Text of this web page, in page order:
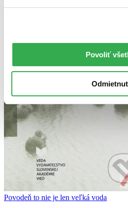
Povoliť
Povodeň to nie je len veľká voda